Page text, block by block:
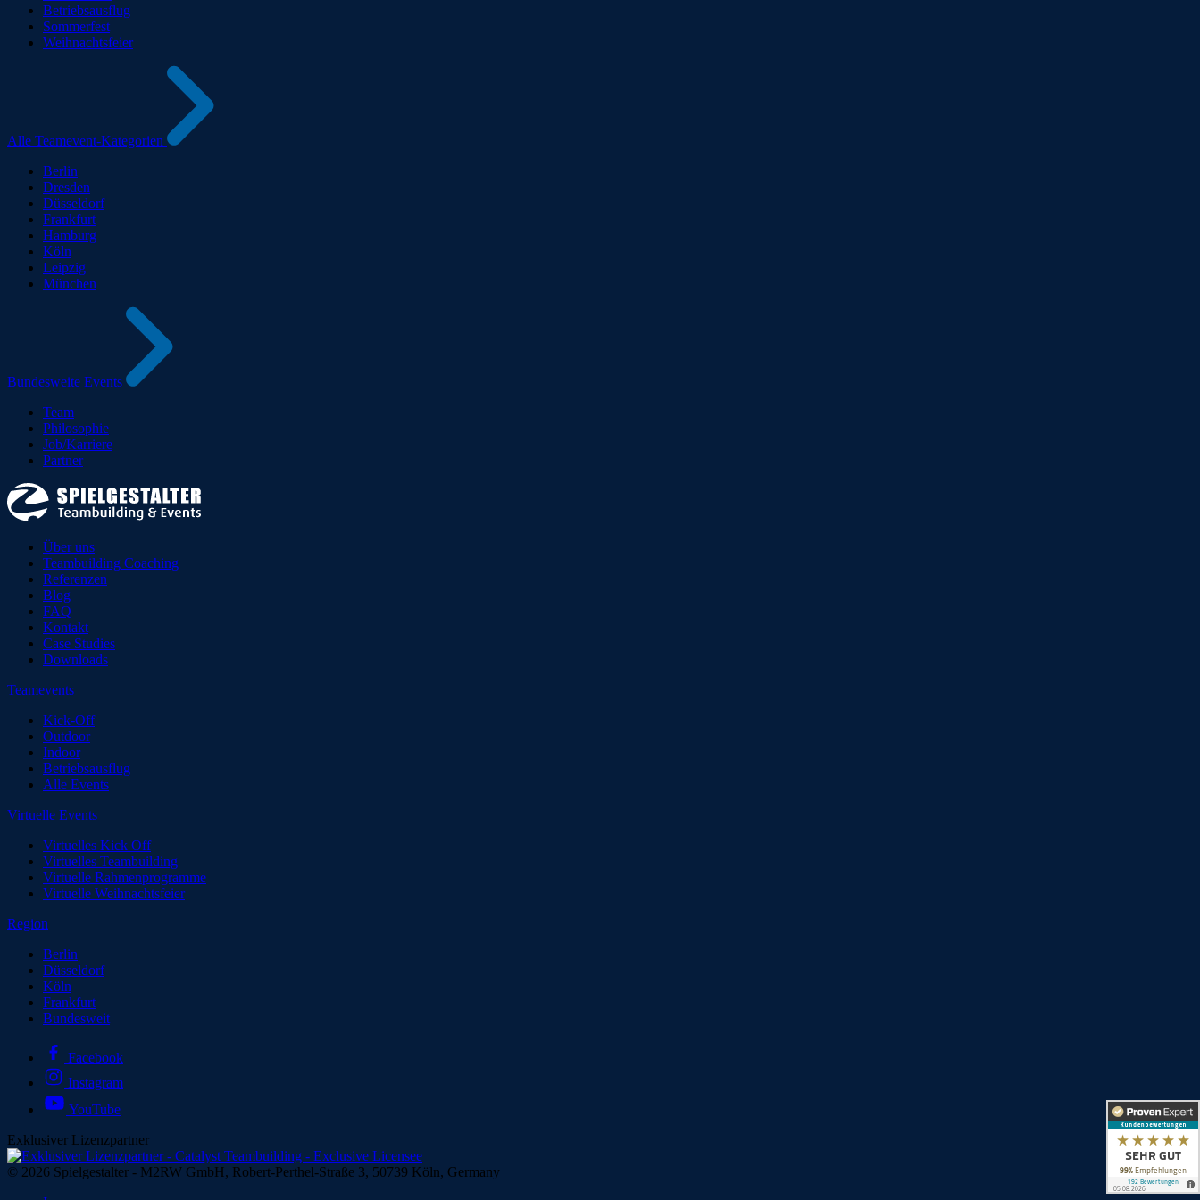
Betriebsausflug
Sommerfest
Weihnachtsfeier
Alle Teamevent-Kategorien
Berlin
Dresden
Düsseldorf
Frankfurt
Hamburg
Köln
Leipzig
München
Bundesweite Events
Team
Philosophie
Job/Karriere
Partner
Über uns
Teambuilding Coaching
Referenzen
Blog
FAQ
Kontakt
Case Studies
Downloads
Teamevents
Kick-Off
Outdoor
Indoor
Betriebsausflug
Alle Events
Virtuelle Events
Virtuelles Kick Off
Virtuelles Teambuilding
Virtuelle Rahmenprogramme
Virtuelle Weihnachtsfeier
Region
Berlin
Düsseldorf
Köln
Frankfurt
Bundesweit
Facebook
Instagram
YouTube
Exklusiver Lizenzpartner
© 2026 Spielgestalter - M2RW GmbH, Robert-Perthel-Straße 3, 50739 Köln, Germany